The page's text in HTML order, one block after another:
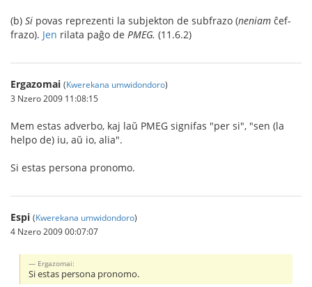
(b) Si povas reprezenti la subjekton de subfrazo (neniam ĉef-
frazo). Jen rilata paĝo de PMEG. (11.6.2)
Ergazomai (Kwerekana umwidondoro)
3 Nzero 2009 11:08:15
Mem estas adverbo, kaj laŭ PMEG signifas "per si", "sen (la
helpo de) iu, aŭ io, alia".
Si estas persona pronomo.
Espi (Kwerekana umwidondoro)
4 Nzero 2009 00:07:07
Ergazomai:
Si estas persona pronomo.